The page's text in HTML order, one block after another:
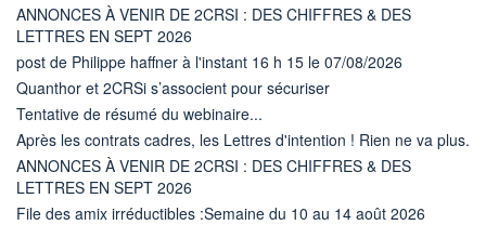
ANNONCES À VENIR DE 2CRSI : DES CHIFFRES & DES
LETTRES EN SEPT 2026
post de Philippe haffner à l'instant 16 h 15 le 07/08/2026
Quanthor et 2CRSi s’associent pour sécuriser
Tentative de résumé du webinaire...
Après les contrats cadres, les Lettres d'intention ! Rien ne va plus.
ANNONCES À VENIR DE 2CRSI : DES CHIFFRES & DES
LETTRES EN SEPT 2026
File des amix irréductibles :Semaine du 10 au 14 août 2026